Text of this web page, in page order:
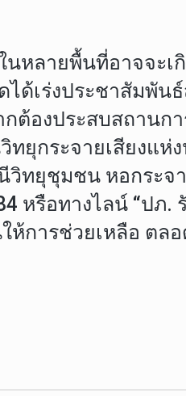
นหลายพื้นที่อาจจะ
เร่งประชาสัมพัน
ต้องประสบสถานก
ยุกระจายเสียงแห่
ทยุชุมชน หอกระจ
รือทางไลน์ “ปภ.
การช่วยเหลือ ตลอ